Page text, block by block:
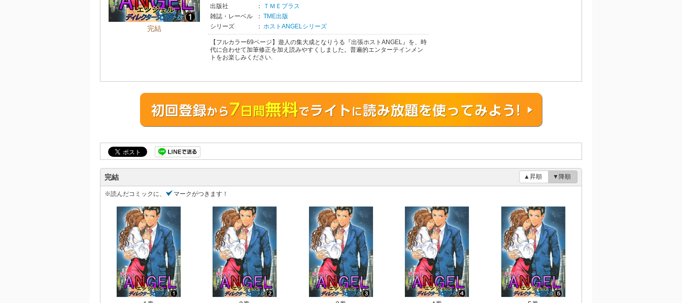
完結
出版社
：
ＴＭＥプラス
雑誌・レーベル
： TME出版
シリーズ
： ホストANGELシリーズ
【フルカラー69ページ】遊人の集大成となりうる『出張ホストANGEL』を、時
代に合わせて加筆修正を加え読みやすくしました。普遍的エンターテインメン
トをお楽しみください.
完結 ▲昇順 ▼降順
※読んだコミックに、 マークがつきます！